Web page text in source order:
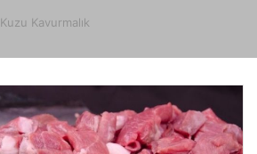
Kuzu Kavurmalık